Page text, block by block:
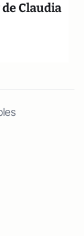
Claudia